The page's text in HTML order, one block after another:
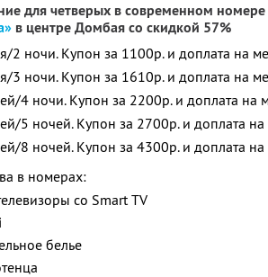
для четверых в современном номере
в центре Домбаясо скидкой 57%
2 ночи. Купон за 1100р. и доплата на
3 ночи. Купон за 1610р. и доплата на
4 ночи. Купон за 2200р. и доплата на
5 ночей. Купон за 2700р. и доплата
8 ночей. Купон за 4300р. и доплата
в номерах:
со Smart TV
белье